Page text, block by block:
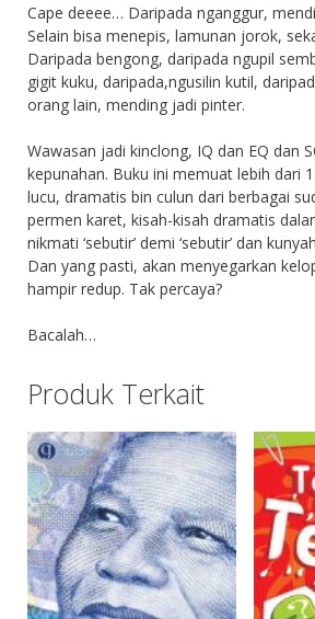
Cape deeee… Daripada nganggur,
Selain bisa menepis, lamunan jorok,
Daripada bengong, daripada ngupil
gigit kuku, daripada,ngusilin kutil,
orang lain, mending jadi pinter.
Wawasan jadi kinclong, IQ dan EQ dan
kepunahan. Buku ini memuat lebih dari
lucu, dramatis bin culun dari berbagai
permen karet, kisah-kisah dramatis
nikmati ‘sebutir’ demi ‘sebutir’ dan
Dan yang pasti, akan menyegarkan
hampir redup. Tak percaya?
Bacalah…
Produk Terkait